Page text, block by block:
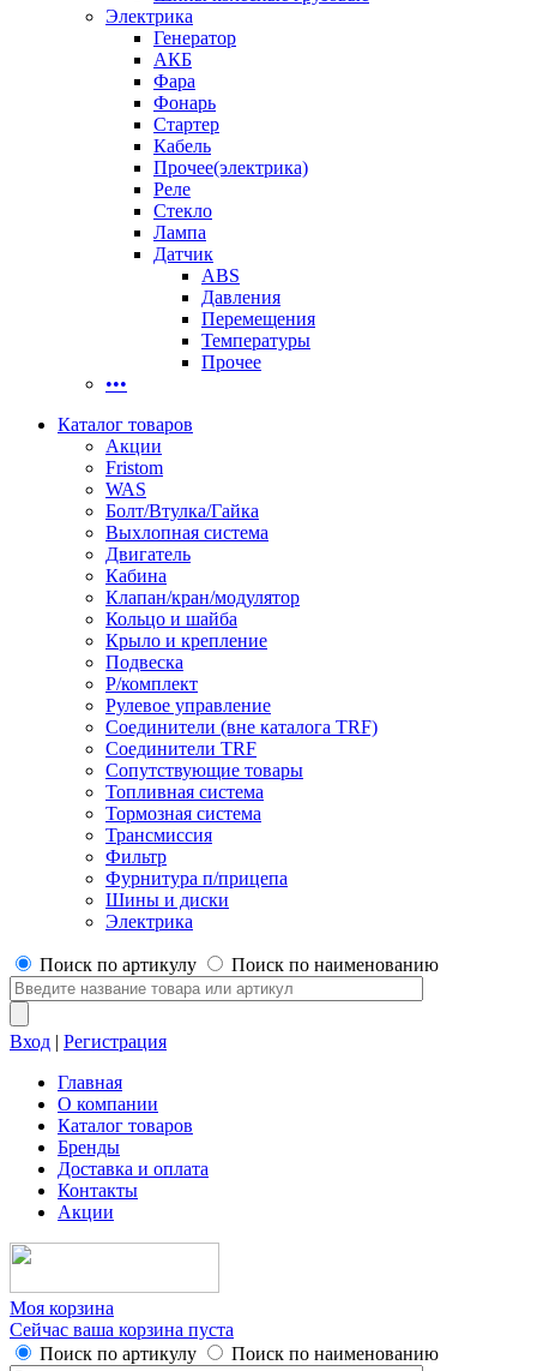
Электрика
Генератор
АКБ
Фара
Фонарь
Стартер
Кабель
Прочее(электрика)
Реле
Стекло
Лампа
Датчик
ABS
Давления
Перемещения
Температуры
Прочее
•••
Каталог товаров
Акции
Fristom
WAS
Болт/Втулка/Гайка
Выхлопная система
Двигатель
Кабина
Клапан/кран/модулятор
Кольцо и шайба
Крыло и крепление
Подвеска
Р/комплект
Рулевое управление
Соединители (вне каталога TRF)
Соединители TRF
Сопутствующие товары
Топливная система
Тормозная система
Трансмиссия
Фильтр
Фурнитура п/прицепа
Шины и диски
Электрика
Поиск по артикулу Поиск по наименованию
Вход | Регистрация
Главная
О компании
Каталог товаров
Бренды
Доставка и оплата
Контакты
Акции
Моя корзина
Сейчас ваша корзина пуста
Поиск по артикулу
Поиск по наименованию